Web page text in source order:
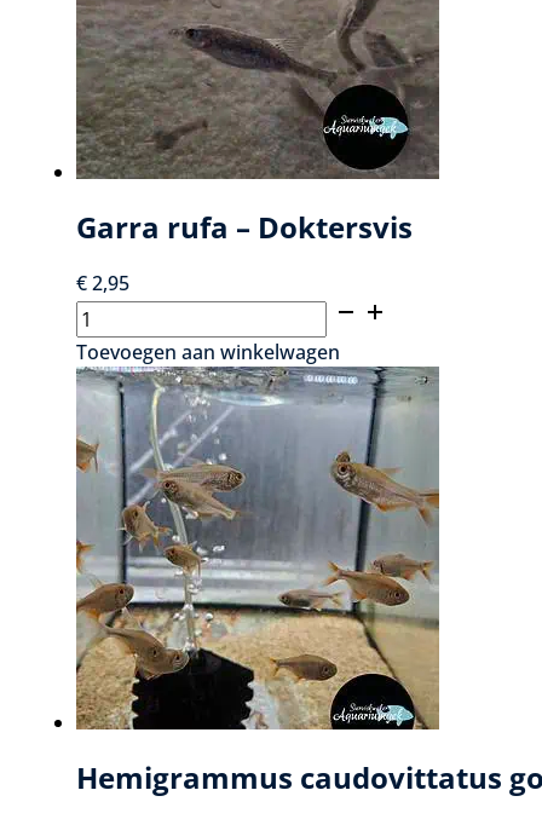
Garra rufa – Doktersvis
€2,95
Garra
rufa
–
Doktersvis
aantal
Toevoegen aan winkelwagen
Hemigrammus caudovittatus